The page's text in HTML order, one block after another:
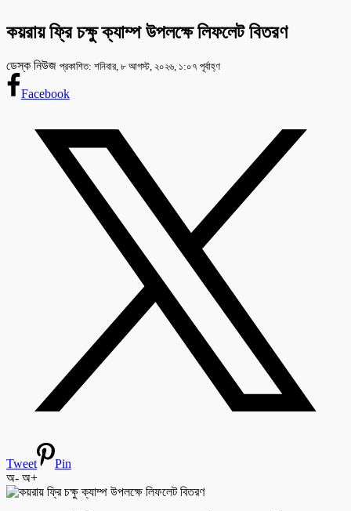
কয়রায় ফ্রি চক্ষু ক্যাম্প উপলক্ষে লিফলেট বিতরণ
ডেস্ক নিউজ প্রকাশিত: শনিবার, ৮ আগস্ট, ২০২৬, ১:০৭ পূর্বাহ্ণ
Facebook
Tweet
Pin
অ- অ+